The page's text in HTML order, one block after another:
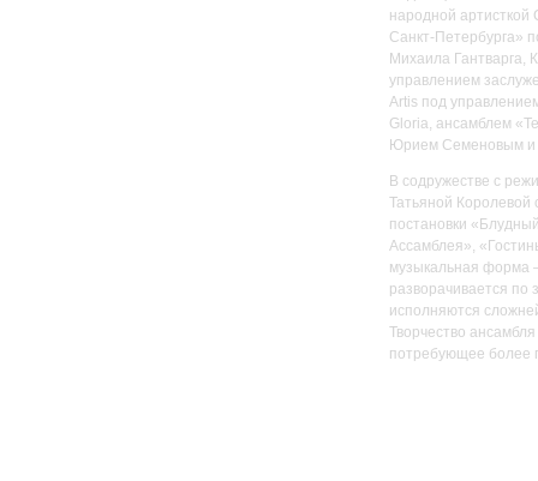
народной
Санкт-Петербурга»
Михаила Гантварга,
управлением
Artis под
Gloria, ансамблем
Юрием Семеновым и
В содружестве с
Татьяной Королевой
постановки
Ассамблея»,
музыкальная форма
разворачивается по
исполняются
Творчество
потребующее более